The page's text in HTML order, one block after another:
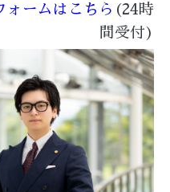
ォームはこちら (24時
間受付)